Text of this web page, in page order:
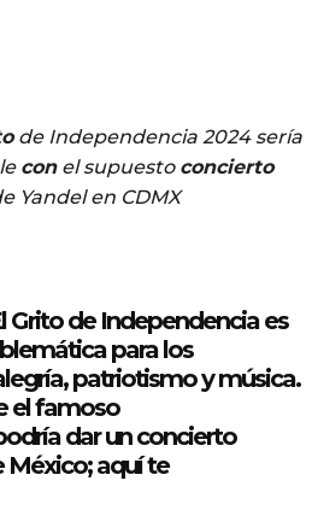
de Independencia 2024 sería
conel supuesto concierto
Yandel en CDMX
GritodeIndependenciaes
para los
patriotismo ymúsica.
el famoso
dar unconcierto
México; aquí te